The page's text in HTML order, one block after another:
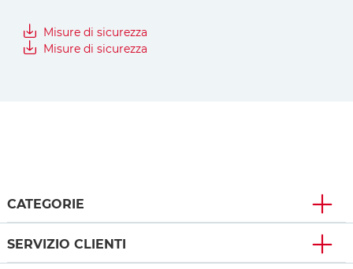
Misure di sicurezza
Misure di sicurezza
CATEGORIE
SERVIZIO CLIENTI